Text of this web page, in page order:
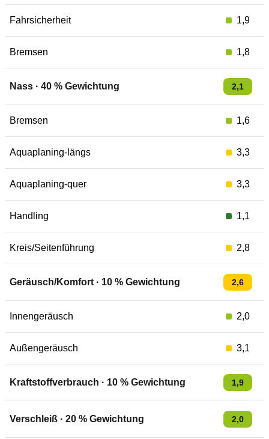
Fahrsicherheit 1,9
Bremsen 1,8
Nass · 40 % Gewichtung 2,1
Bremsen 1,6
Aquaplaning-längs 3,3
Aquaplaning-quer 3,3
Handling 1,1
Kreis/Seitenführung 2,8
Geräusch/Komfort · 10 % Gewichtung 2,6
Innengeräusch 2,0
Außengeräusch 3,1
Kraftstoffverbrauch · 10 % Gewichtung 1,9
Verschleiß · 20 % Gewichtung 2,0